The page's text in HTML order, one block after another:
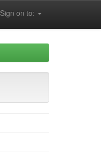
Sign on to: